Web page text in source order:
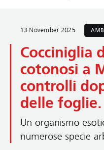
13 November 2025
Cocciniglia
cotonosi a
controlli
delle foglie.
Un organismo
numerose specie